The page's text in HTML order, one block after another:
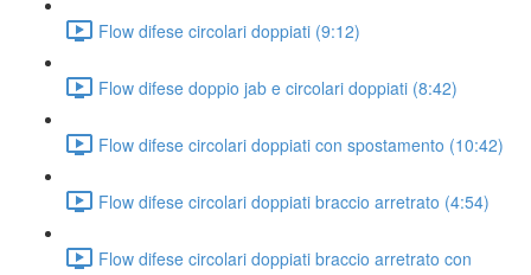
Flow difese circolari doppiati (9:12)
Flow difese doppio jab e circolari doppiati (8:42)
Flow difese circolari doppiati con spostamento (10:42)
Flow difese circolari doppiati braccio arretrato (4:54)
Flow difese circolari doppiati braccio arretrato con